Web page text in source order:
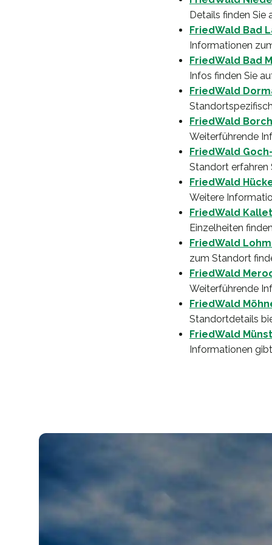
Details finden Sie
FriedWald Bad
Informationen
FriedWald Bad
Infos finden Sie
FriedWald
FriedWald
Weiterführende
FriedWald
Standort erfahren
FriedWald
Weitere
FriedWald
Einzelheiten
FriedWald
zum Standort
FriedWald
Weiterführende
FriedWald
Standortdetails
FriedWald
Informationen